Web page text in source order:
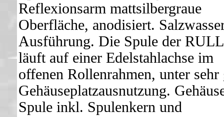
Reflexionsarm mattsilbergraue
Oberfläche, anodisiert.
Ausführung. Die Spule der
läuft auf einer Edelstahlachse im
offenen Rollenrahmen, unter sehr
Gehäuseplatzausnutzung.
Spule inkl. Spulenkern und